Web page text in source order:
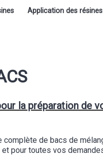
Application des résines
la préparation de
complète de bacs de
pour toutes vos